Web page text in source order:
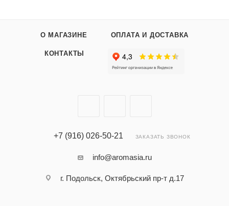
О МАГАЗИНЕ ОПЛАТА И ДОСТАВКА
КОНТАКТЫ
+7 (916) 026-50-21 ЗАКАЗАТЬ ЗВОНОК
info@aromasia.ru
г. Подольск, Октябрьский пр-т д.17